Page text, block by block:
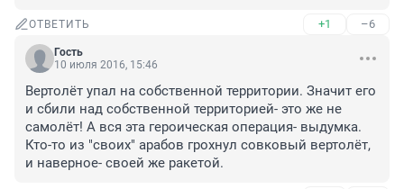
ОТВЕТИТЬ +1 –6
Гость
10 июля 2016, 15:46
Вертолёт упал на собственной территории. Значит его
и сбили над собственной территорией- это же не
самолёт! А вся эта героическая операция- выдумка.
Кто-то из "своих" арабов грохнул совковый вертолёт,
и наверное- своей же ракетой.